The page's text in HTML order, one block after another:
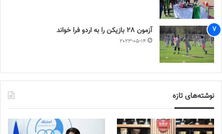
آزمون 28 بازیکن را به اردو فرا خواند
2023-05-14
نوشته‌های تازه